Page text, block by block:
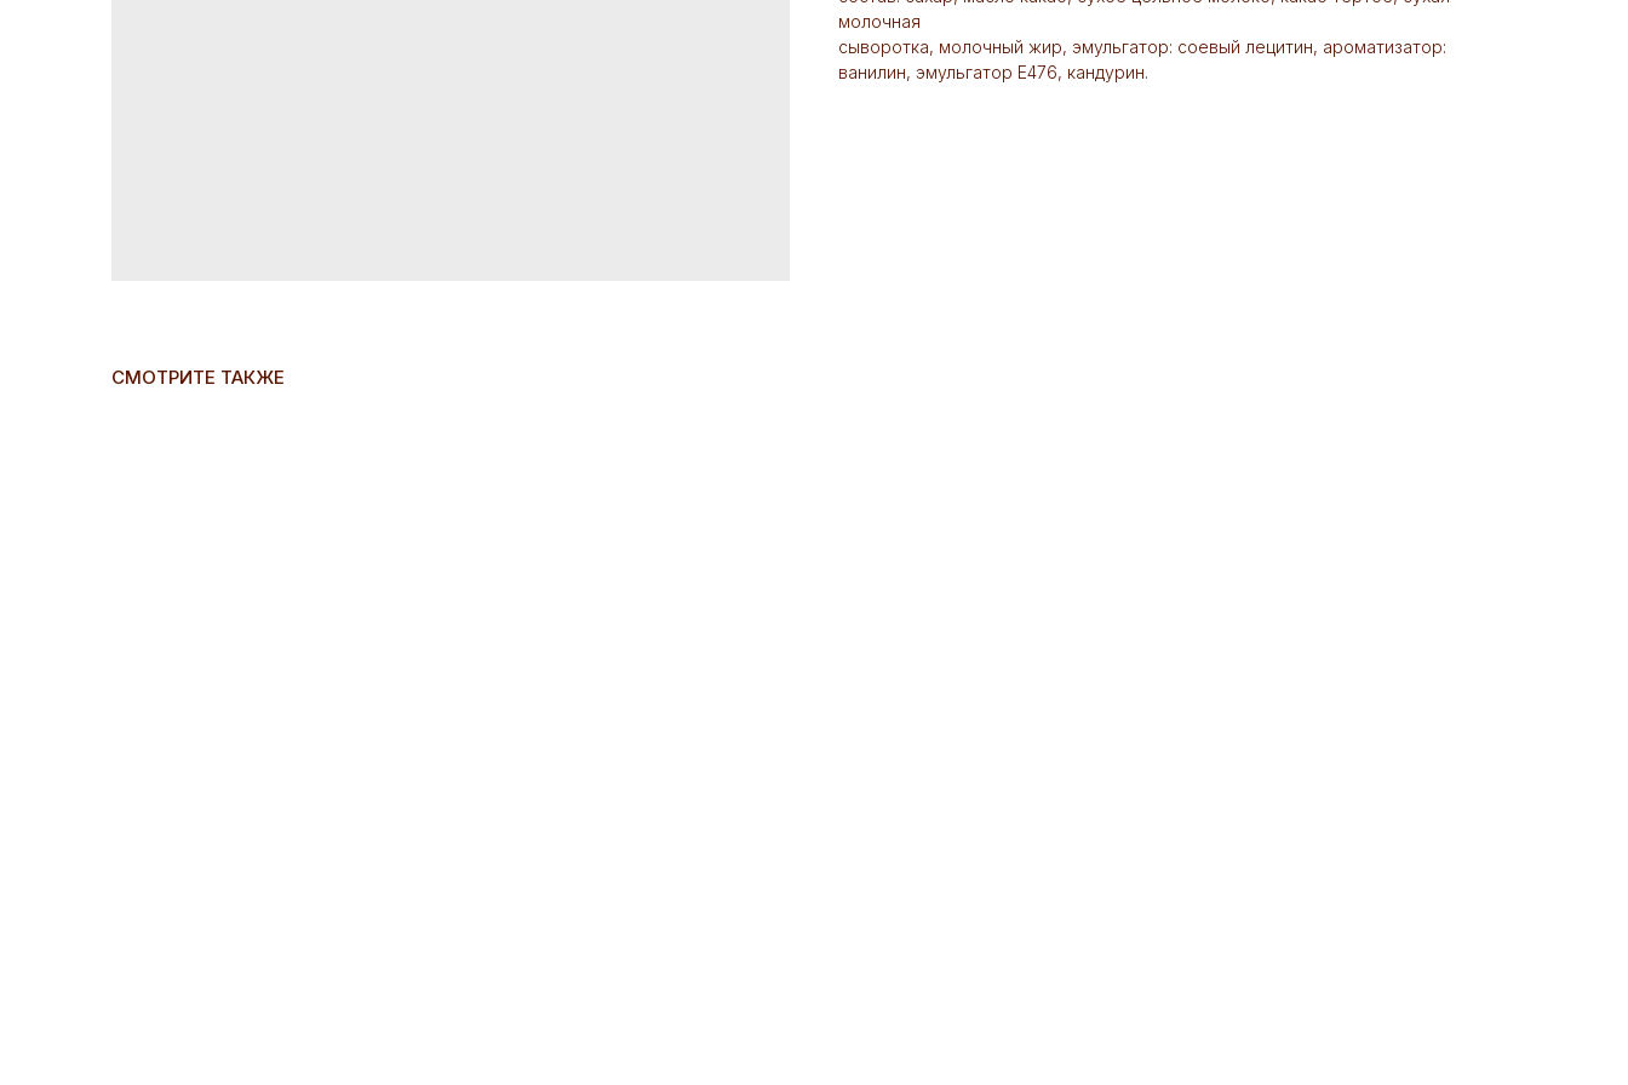
молочная
сыворотка, молочный жир, эмульгатор: соевый лецитин, ароматизатор:
ванилин, эмульгатор Е476, кандурин.
СМОТРИТЕ ТАКЖЕ